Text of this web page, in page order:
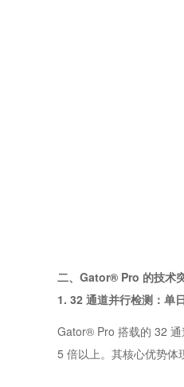
二、Gator® Pro 的技术
1. 32 通道并行检测：单
Gator® Pro 搭载的 32
5 倍以上。其核心优势体